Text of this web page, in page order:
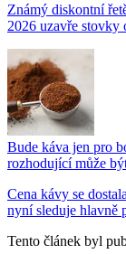
Známý diskontní
2026 uzavře stovky
Bude káva jen pro
rozhodující může
Cena kávy se
nyní sleduje hlavně
Tento článek byl